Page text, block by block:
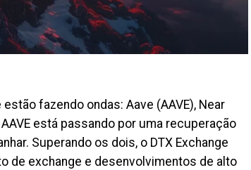
fazendo ondas: Aave (AAVE), Near
AAVE está passando por uma recuperação
Superando os dois, o DTX Exchange
de exchange e desenvolvimentos de alto